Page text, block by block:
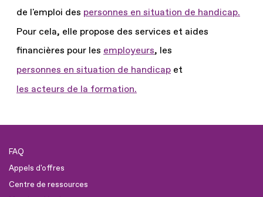
de l'emploi des personnes en situation de handicap.
Pour cela, elle propose des services et aides
financières pour les employeurs, les
personnes en situation de handicap et
les acteurs de la formation.
FAQ
Appels d'offres
Centre de ressources